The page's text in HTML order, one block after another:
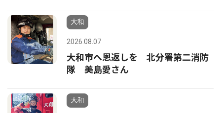
大和
2026.08.07
大和市へ恩返しを 北分署第二消防
隊 美島愛さん
大和